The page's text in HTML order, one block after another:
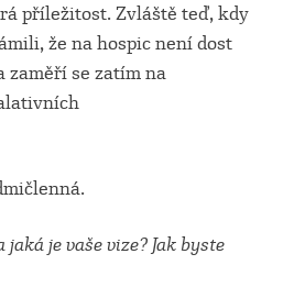
příležitost. Zvláště teď, kdy
že na hospic není dost
se zatím na
je vaše vize? Jak byste